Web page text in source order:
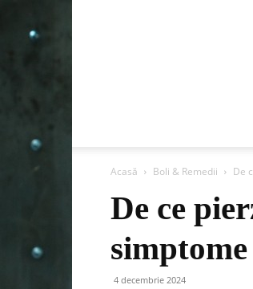
Acasă Boli & Remedii De
De ce
4 decembrie 2024